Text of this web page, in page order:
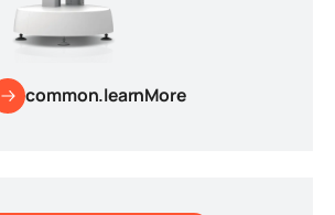
common.learnMore